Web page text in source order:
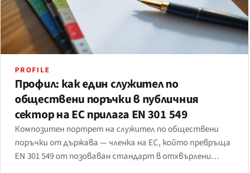
PROFILE
Профил: как един служител по
обществени поръчки в публичния
сектор на ЕС прилага EN 301 549
Композитен портрет на служител по обществени
поръчки от държава — членка на ЕС, който превръща
EN 301 549 от позоваван стандарт в отхвърлени